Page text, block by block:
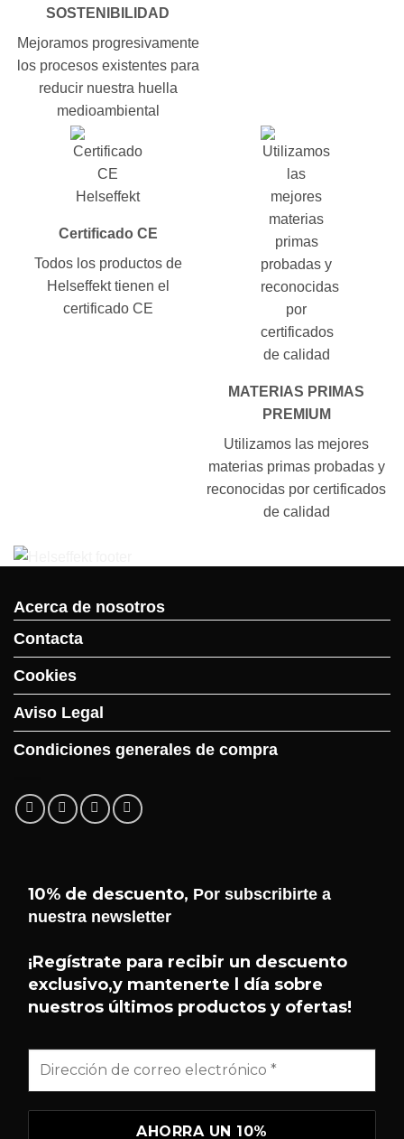
SOSTENIBILIDAD
Mejoramos progresivamente
los procesos existentes para
reducir nuestra huella
medioambiental
Certificado CE
Todos los productos de
Helseffekt tienen el
certificado CE
MATERIAS PRIMAS
PREMIUM
Utilizamos las mejores
materias primas probadas y
reconocidas por certificados
de calidad
Acerca de nosotros
Contacta
Cookies
Aviso Legal
Condiciones generales de compra
10% de descuento, Por subscribirte a
nuestra newsletter
¡Regístrate para recibir un descuento
exclusivo,y mantenerte l día sobre
nuestros últimos productos y ofertas!
H Helseffekt
En línea
Helseffekt. Puedo ayudarte con
información sobre nuestros
productos, ingredientes, cómo
comprar y mucho más.
¿QUÉ PRODUCTOS TENÉIS?